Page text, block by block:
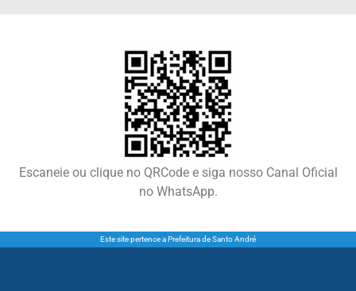
Escaneie ou clique no QRCode e siga nosso Canal Oficial
no WhatsApp.
Este site pertence a Prefeitura de Santo André